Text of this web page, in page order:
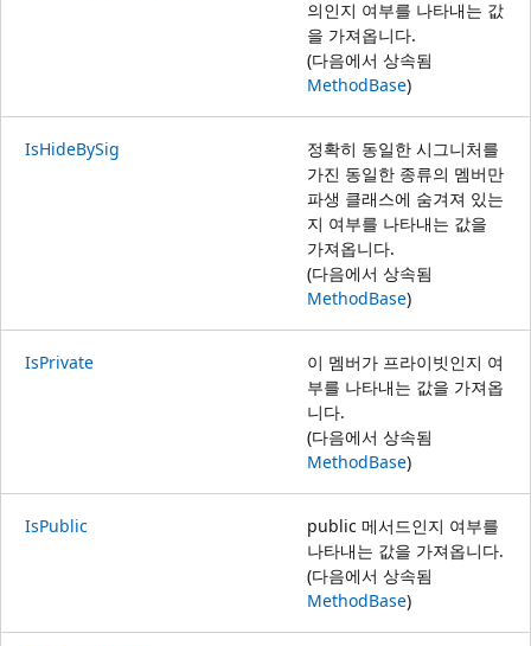
의인지 여부를 나타내는 값
을 가져옵니다.
(다음에서 상속됨
MethodBase)
IsHideBySig
정확히 동일한 시그니처를
가진 동일한 종류의 멤버만
파생 클래스에 숨겨져 있는
지 여부를 나타내는 값을
가져옵니다.
(다음에서 상속됨
MethodBase)
IsPrivate
이 멤버가 프라이빗인지 여
부를 나타내는 값을 가져옵
니다.
(다음에서 상속됨
MethodBase)
IsPublic
public 메서드인지 여부를
나타내는 값을 가져옵니다.
(다음에서 상속됨
MethodBase)